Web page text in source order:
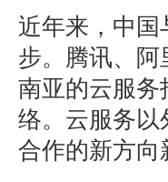
近年来，中国
步。腾讯、
南亚的云服务
络。云服务以
合作的新方向